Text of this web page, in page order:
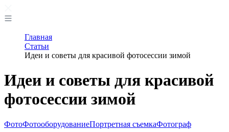
Главная
Статьи
Идеи и советы для красивой фотосессии зимой
Идеи и советы для красивой
фотосессии зимой
ФотоФотооборудованиеПортретная съемкаФотограф